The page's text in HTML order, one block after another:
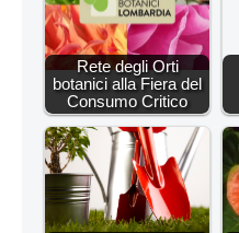
Rete degli Orti
botanici alla Fiera del
Consumo Critico